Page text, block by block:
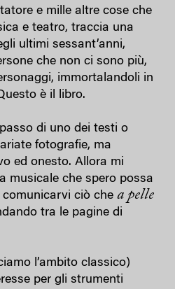
e mille altre cose che
e teatro, traccia una
ultimi sessant’anni,
che non ci sono più,
immortalandoli in
è il libro.
di uno dei testi o
fotografie, ma
ed onesto. Allora mi
musicale che spero possa
ciò che a pelle
tra le pagine di
l’ambito classico)
per gli strumenti